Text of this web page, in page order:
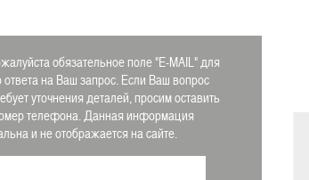
обязательное поле "E-MAIL" для
ответа на Ваш запрос. Если Ваш вопрос
уточнения деталей, просим оставить
телефона. Данная информация
и не отображается на сайте.